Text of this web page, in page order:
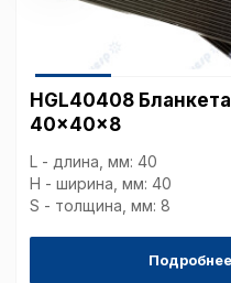
HGL40408 Бланкета
40x40x8
L - длина, мм: 40
H - ширина, мм: 40
S - толщина, мм: 8
Подробнее